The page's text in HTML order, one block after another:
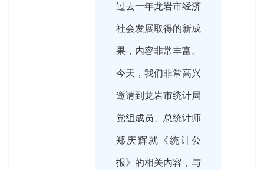
过去一年龙岩市经济
社会发展取得的新成
果，内容非常丰富。
今天，我们非常高兴
邀请到龙岩市统计局
党组成员、总统计师
郑庆辉就《统计公
报》的相关内容，与